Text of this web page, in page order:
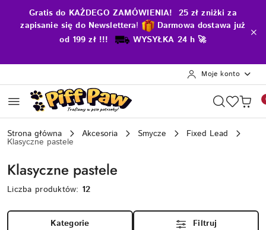
Przejdź do treści głównej
Przejdź do wyszukiwarki
Przejdź do moje konto
Przejdź do menu głównego
Przejdź do stopki
Gratis do KAŻDEGO ZAMÓWIENIA! 25 zł zniżki za
zapisanie się do Newslettera! Darmowa dostawa już
od 199 zł !!!
WYSYŁKA 24 h 🚀
Moje konto
Strona główna Akcesoria Smycze Fixed Lead
Klasyczne pastele
Klasyczne pastele
Liczba produktów: 12
Kategorie Filtruj